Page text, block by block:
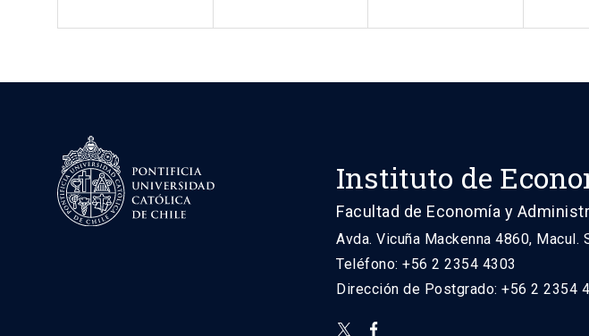
Instituto de
Facultad de Economía y
Avda. Vicuña Mackenna 4860, Macul.
Teléfono: +56 2 2354 4303
Dirección de Postgrado: +56 2 2354